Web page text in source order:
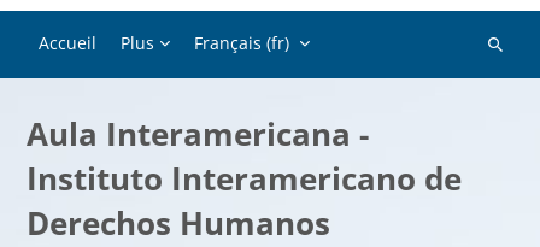
Accueil Plus Français ‎(fr)‎
Aula Interamericana -
Instituto Interamericano de
Derechos Humanos